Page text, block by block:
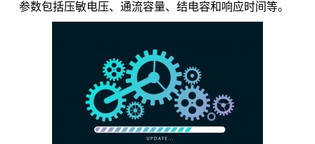
参数包括压敏电压、通流容量、结电容和响应时间等。